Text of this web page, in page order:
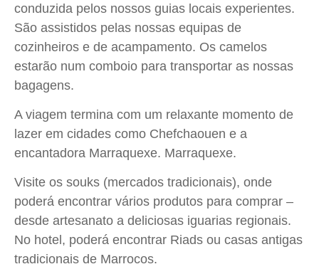
conduzida pelos nossos guias locais experientes.
São assistidos pelas nossas equipas de
cozinheiros e de acampamento. Os camelos
estarão num comboio para transportar as nossas
bagagens.
A viagem termina com um relaxante momento de
lazer em cidades como Chefchaouen e a
encantadora Marraquexe. Marraquexe.
Visite os souks (mercados tradicionais), onde
poderá encontrar vários produtos para comprar –
desde artesanato a deliciosas iguarias regionais.
No hotel, poderá encontrar Riads ou casas antigas
tradicionais de Marrocos.